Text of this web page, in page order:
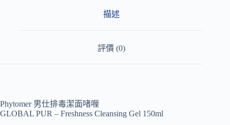
描述
評價 (0)
Phytomer 男仕排毒潔面啫喱
GLOBAL PUR – Freshness Cleansing Gel 150ml